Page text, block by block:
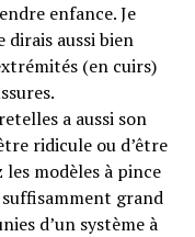
enfance. Je
dirais aussi bien
(en cuirs)
a aussi son
ridicule ou d’être
modèles à pince
suffisamment grand
d’un système à